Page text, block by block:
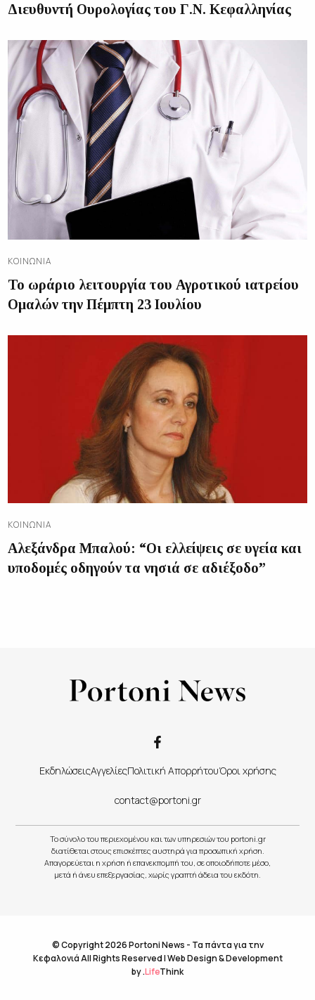
Διευθυντή Ουρολογίας του Γ.Ν. Κεφαλληνίας
ΚΟΙΝΩΝΊΑ
Το ωράριο λειτουργία του Αγροτικού ιατρείου
Ομαλών την Πέμπτη 23 Ιουλίου
ΚΟΙΝΩΝΊΑ
Αλεξάνδρα Μπαλού: “Οι ελλείψεις σε υγεία και
υποδομές οδηγούν τα νησιά σε αδιέξοδο”
ΕκδηλώσειςΑγγελίεςΠολιτική ΑπορρήτουΌροι χρήσης
contact@portoni.gr
Το σύνολο του περιεχομένου και των υπηρεσιών του portoni.gr
διατίθεται στους επισκέπτες αυστηρά για προσωπική χρήση.
Απαγορεύεται η χρήση ή επανεκπομπή του, σε οποιοδήποτε μέσο,
μετά ή άνευ επεξεργασίας, χωρίς γραπτή άδεια του εκδότη.
© Copyright 2026 Portoni News - Τα πάντα για την
Κεφαλονιά All Rights Reserved |Web Design & Development
by.LifeThink